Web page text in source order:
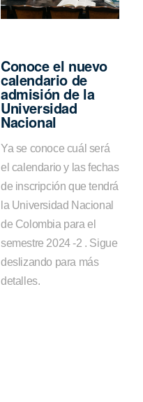
Conoce el nuevo
calendario de
admisión de la
Universidad
Nacional
Ya se conoce cuál será
el calendario y las fechas
de inscripción que tendrá
la Universidad Nacional
de Colombia para el
semestre 2024 -2 . Sigue
deslizando para más
detalles.